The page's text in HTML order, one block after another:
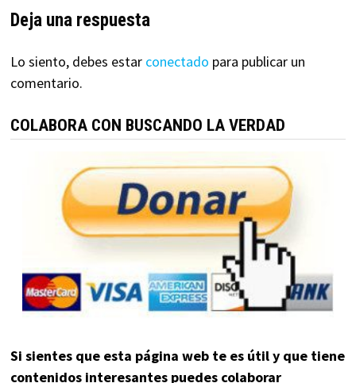
Deja una respuesta
Lo siento, debes estar conectado para publicar un
comentario.
COLABORA CON BUSCANDO LA VERDAD
Si sientes que esta página web te es útil y que tiene
contenidos interesantes puedes colaborar